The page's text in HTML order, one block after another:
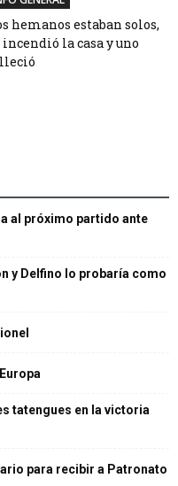
hemanos estaban solos,
incendió la casa y uno
al próximo partido ante
y Delfino lo probaría como
tatengues en la victoria
para recibir a Patronato